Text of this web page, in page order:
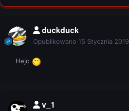
duckduck
Opublikowano 15 Stycznia 2019
Hejo
v_1